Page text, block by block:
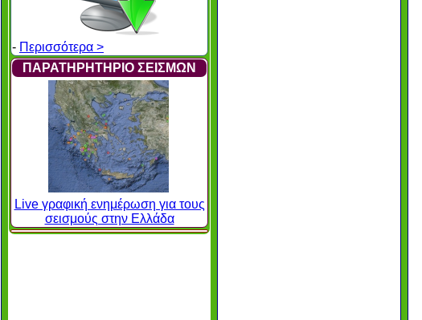
- Περισσότερα >
ΠΑΡΑΤΗΡΗΤΗΡΙΟ ΣΕΙΣΜΩΝ
Live γραφική ενημέρωση για τους
σεισμούς στην Ελλάδα